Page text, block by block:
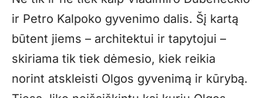
ir Petro Kalpoko gyvenimo dalis. Šį kartą
būtent jiems – architektui ir tapytojui –
skiriama tik tiek dėmesio, kiek reikia
norint atskleisti Olgos gyvenimą ir kūrybą.